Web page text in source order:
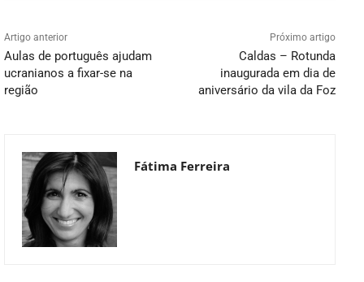
Artigo anterior
Aulas de português ajudam
ucranianos a fixar-se na
região
Próximo artigo
Caldas – Rotunda
inaugurada em dia de
aniversário da vila da Foz
Fátima Ferreira